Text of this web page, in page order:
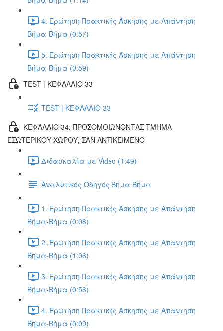
4. Ερώτηση Πρακτικής Άσκησης με Απάντηση
Βήμα-Βήμα (0:57)
5. Ερώτηση Πρακτικής Άσκησης με Απάντηση
Βήμα-Βήμα (0:59)
TEST | ΚΕΦΑΛΑΙΟ 33
TEST | ΚΕΦΑΛΑΙΟ 33
ΚΕΦΑΛΑΙΟ 34: ΠΡΟΣΟΜΟΙΩΝΟΝΤΑΣ ΤΜΗΜΑ
ΕΣΩΤΕΡΙΚΟΥ ΧΩΡΟΥ, ΣΑΝ ΑΝΤΙΚΕΙΜΕΝΟ
Διδασκαλία με Video (1:49)
Αναλυτικός Οδηγός Βήμα Βήμα
1. Ερώτηση Πρακτικής Άσκησης με Απάντηση
Βήμα-Βήμα (0:08)
2. Ερώτηση Πρακτικής Άσκησης με Απάντηση
Βήμα-Βήμα (1:06)
3. Ερώτηση Πρακτικής Άσκησης με Απάντηση
Βήμα-Βήμα (0:58)
4. Ερώτηση Πρακτικής Άσκησης με Απάντηση
Βήμα-Βήμα (0:09)